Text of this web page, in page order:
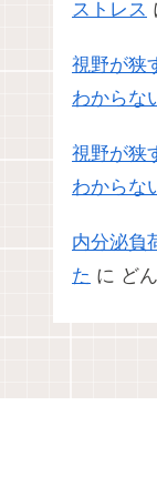
ストレス
視野が狭
わからな
視野が狭
わからな
内分泌負
た に ど